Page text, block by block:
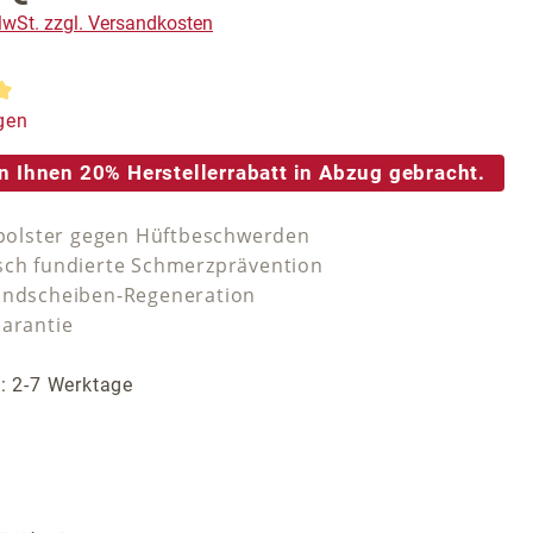
zzgl. Versandkosten
Bewertung von 5 von 5 Sternen
Ihnen 20% Herstellerrabatt in Abzug gebracht.
gegen Hüftbeschwerden
fundierte Schmerzprävention
Regeneration
2-7 Werktage